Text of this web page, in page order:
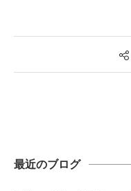
最近のブログ